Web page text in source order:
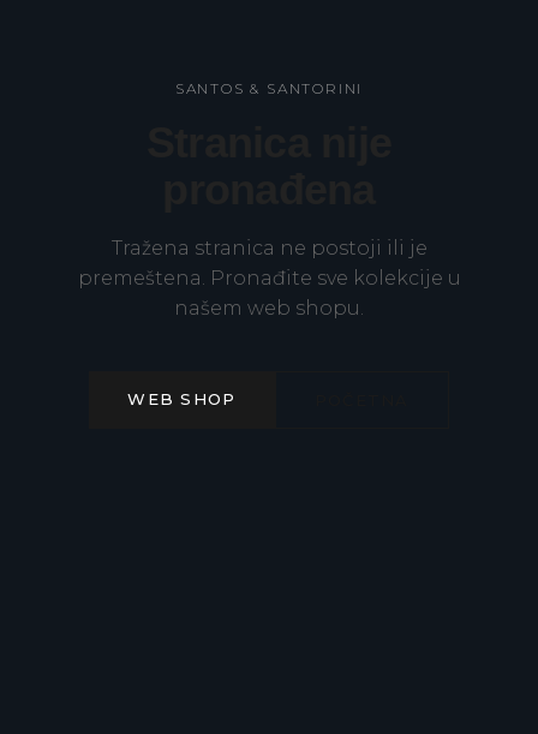
SANTOS & SANTORINI
Tražena stranica ne postoji ili je
premeštena. Pronađite sve kolekcije u
našem web shopu.
WEB SHOP